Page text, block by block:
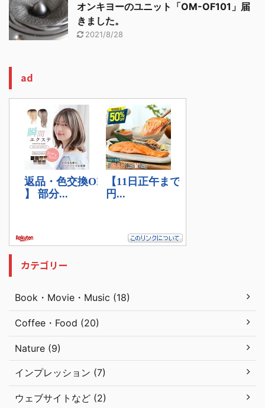
オンキヨーのユニット「OM-OF101」届
きました。
2021/8/28
ad
カテゴリー
Book・Movie・Music (18)
Coffee・Food (20)
Nature (9)
インプレッション (7)
ウェブサイトなど (2)